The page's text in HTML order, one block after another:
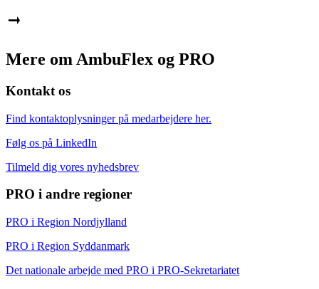
Mere om AmbuFlex og PRO
Kontakt os
Find kontaktoplysninger på medarbejdere her.
Følg os på LinkedIn
Tilmeld dig vores nyhedsbrev
PRO i andre regioner
PRO i Region Nordjylland
PRO i Region Syddanmark
Det nationale arbejde med PRO i PRO-Sekretariatet